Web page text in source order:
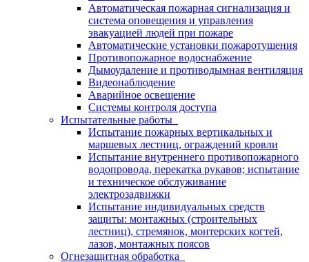
Автоматическая пожарная сигнализация и
система оповещения и управления
эвакуацией людей при пожаре
Автоматические установки пожаротушения
Противопожарное водоснабжение
Дымоудаление и противодымная вентиляция
Видеонаблюдение
Аварийное освещение
Системы контроля доступа
Испытательные работы
Испытание пожарных вертикальных и
маршевых лестниц, ограждений кровли
Испытание внутреннего противопожарного
водопровода, перекатка рукавов; испытание
и техническое обслуживание
электрозадвижки
Испытание индивидуальных средств
защиты: монтажных (строительных
лестниц), стремянок, монтерских когтей,
лазов, монтажных поясов
Огнезащитная обработка